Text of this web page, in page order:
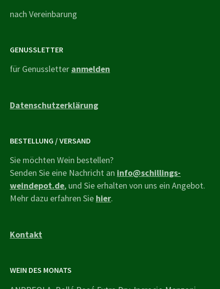
nach Vereinbarung
GENUSSLETTER
für Genussletter anmelden
Datenschutzerklärung
BESTELLUNG / VERSAND
Sie möchten Wein bestellen?
Senden Sie eine Nachricht an info@schillings-
weindepot.de, und Sie erhalten von uns ein Angebot.
Mehr dazu erfahren Sie hier.
Kontakt
WEIN DES MONATS